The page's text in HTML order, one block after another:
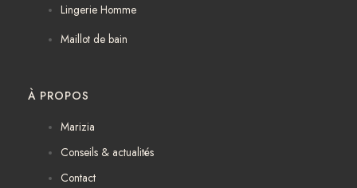
Lingerie Homme
Maillot de bain
À PROPOS
Marizia
Conseils & actualités
Contact